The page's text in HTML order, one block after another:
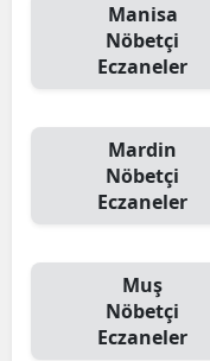
Manisa
Nöbetçi
Eczaneler
Mardin
Nöbetçi
Eczaneler
Muş
Nöbetçi
Eczaneler